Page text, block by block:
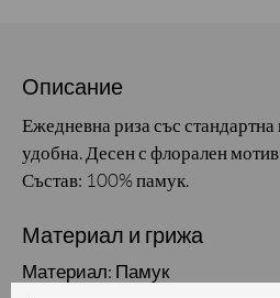
Описание
Ежедневна риза със
удобна. Десен с флорален
Състав: 100% памук.
Материал и грижа
Материал: Памук